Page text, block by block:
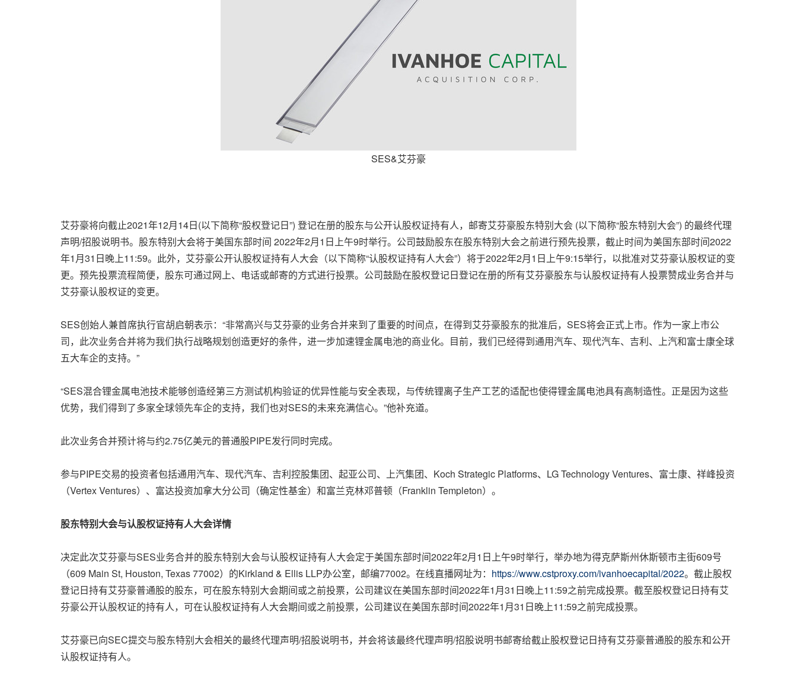
SES&艾芬豪
艾芬豪将向截止2021年12月14日(以下简称“股权登记日”) 登记在册的股东与公开认股权证持有人，邮寄艾芬豪股东特别大会 (以下简称“股东特别大会”) 的最终代理
声明/招股说明书。股东特别大会将于美国东部时间 2022年2月1日上午9时举行。公司鼓励股东在股东特别大会之前进行预先投票，截止时间为美国东部时间2022
年1月31日晚上11:59。此外，艾芬豪公开认股权证持有人大会（以下简称“认股权证持有人大会”）将于2022年2月1日上午9:15举行，以批准对艾芬豪认股权证的变
更。预先投票流程简便，股东可通过网上、电话或邮寄的方式进行投票。公司鼓励在股权登记日登记在册的所有艾芬豪股东与认股权证持有人投票赞成业务合并与
艾芬豪认股权证的变更。
SES创始人兼首席执行官胡启朝表示：“非常高兴与艾芬豪的业务合并来到了重要的时间点，在得到艾芬豪股东的批准后，SES将会正式上市。作为一家上市公
司，此次业务合并将为我们执行战略规划创造更好的条件，进一步加速锂金属电池的商业化。目前，我们已经得到通用汽车、现代汽车、吉利、上汽和富士康全球
五大车企的支持。”
“SES混合锂金属电池技术能够创造经第三方测试机构验证的优异性能与安全表现，与传统锂离子生产工艺的适配也使得锂金属电池具有高制造性。正是因为这些
优势，我们得到了多家全球领先车企的支持，我们也对SES的未来充满信心。”他补充道。
此次业务合并预计将与约2.75亿美元的普通股PIPE发行同时完成。
参与PIPE交易的投资者包括通用汽车、现代汽车、吉利控股集团、起亚公司、上汽集团、Koch Strategic Platforms、LG Technology Ventures、富士康、祥峰投资
（Vertex Ventures）、富达投资加拿大分公司（确定性基金）和富兰克林邓普顿（Franklin Templeton）。
股东特别大会与认股权证持有人大会详情
决定此次艾芬豪与SES业务合并的股东特别大会与认股权证持有人大会定于美国东部时间2022年2月1日上午9时举行，举办地为得克萨斯州休斯顿市主街609号
（609 Main St, Houston, Texas77002）的Kirkland & Ellis LLP办公室，邮编77002。在线直播网址为： https://www.cstproxy.com/ivanhoecapital/2022。截止股权
登记日持有艾芬豪普通股的股东，可在股东特别大会期间或之前投票，公司建议在美国东部时间2022年1月31日晚上11:59之前完成投票。截至股权登记日持有艾
芬豪公开认股权证的持有人，可在认股权证持有人大会期间或之前投票，公司建议在美国东部时间2022年1月31日晚上11:59之前完成投票。
艾芬豪已向SEC提交与股东特别大会相关的最终代理声明/招股说明书，并会将该最终代理声明/招股说明书邮寄给截止股权登记日持有艾芬豪普通股的股东和公开
认股权证持有人。